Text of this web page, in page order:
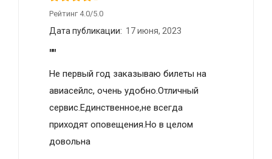
Рейтинг 4.0/5.0
Дата публикации: 17 июня, 2023
""
Не первый год заказываю билеты на
авиасейлс, очень удобно.Отличный
сервис.Единственное,не всегда
приходят оповещения.Но в целом
довольна